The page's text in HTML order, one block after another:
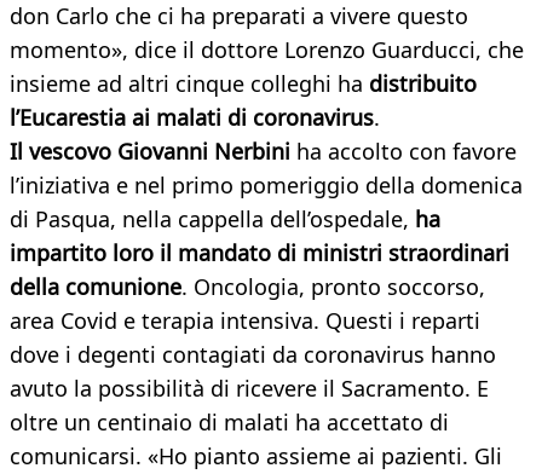
don Carlo che ci ha preparati a vivere questo
momento», dice il dottore Lorenzo Guarducci, che
insieme ad altri cinque colleghi ha distribuito
l’Eucarestia ai malati di coronavirus.
Il vescovo Giovanni Nerbini ha accolto con favore
l’iniziativa e nel primo pomeriggio della domenica
di Pasqua, nella cappella dell’ospedale, ha
impartito loro il mandato di ministri straordinari
della comunione. Oncologia, pronto soccorso,
area Covid e terapia intensiva. Questi i reparti
dove i degenti contagiati da coronavirus hanno
avuto la possibilità di ricevere il Sacramento. E
oltre un centinaio di malati ha accettato di
comunicarsi. «Ho pianto assieme ai pazienti. Gli